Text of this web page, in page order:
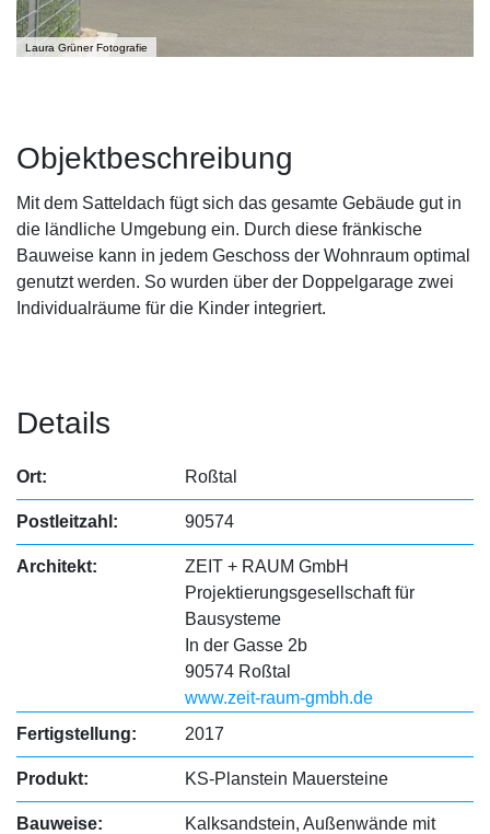
Laura Grüner Fotografie
Objektbeschreibung
Mit dem Satteldach fügt sich das gesamte Gebäude gut in
die ländliche Umgebung ein. Durch diese fränkische
Bauweise kann in jedem Geschoss der Wohnraum optimal
genutzt werden. So wurden über der Doppelgarage zwei
Individualräume für die Kinder integriert.
Details
Ort: Roßtal
Postleitzahl: 90574
Architekt:
ZEIT + RAUM GmbH
Projektierungsgesellschaft für
Bausysteme
In der Gasse 2b
90574 Roßtal
www.zeit-raum-gmbh.de
Fertigstellung:
2017
Produkt: KS-Planstein Mauersteine
Bauweise:
Kalksandstein, Außenwände mit